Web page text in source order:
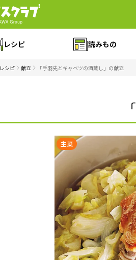
レシピ 読みもの
レシピ 献立 「手羽先とキャベツの酒蒸し」の献立
主菜